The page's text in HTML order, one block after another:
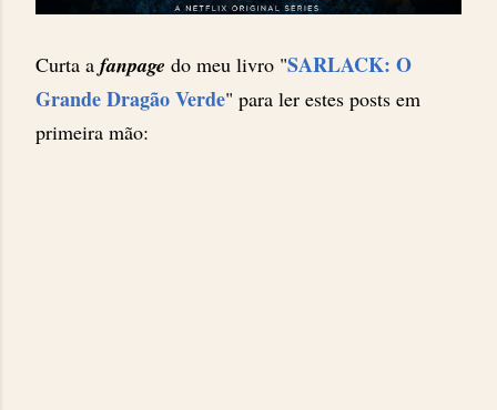
Curta a fanpage do meu livro "SARLACK: O
Grande Dragão Verde" para ler estes posts em
primeira mão: